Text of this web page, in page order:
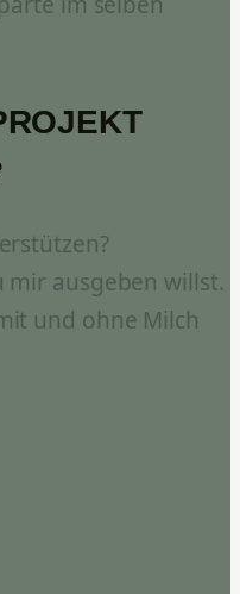
mir ausgeben willst.
und ohne Milch